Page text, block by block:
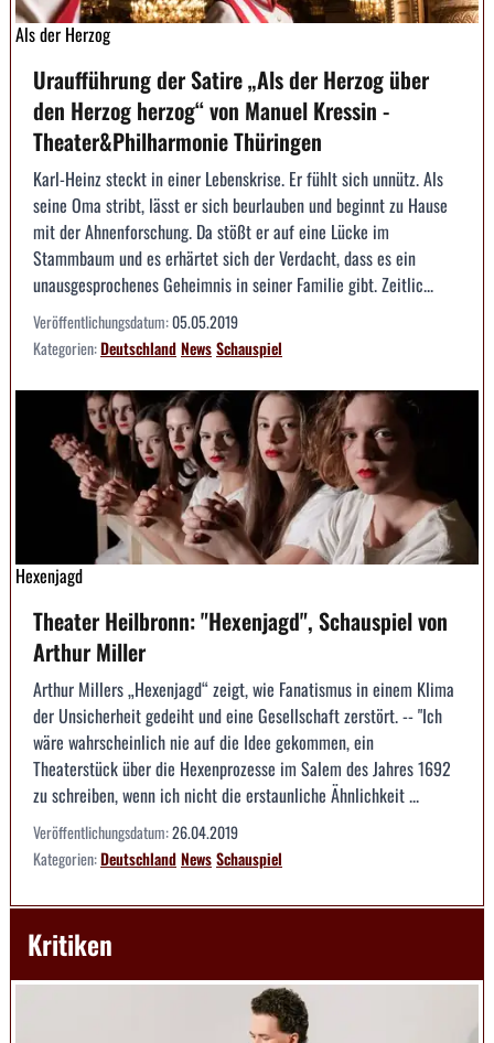
Als der Herzog
Uraufführung der Satire „Als der Herzog über
den Herzog herzog“ von Manuel Kressin -
Theater&Philharmonie Thüringen
Karl-Heinz steckt in einer Lebenskrise. Er fühlt sich unnütz. Als
seine Oma stribt, lässt er sich beurlauben und beginnt zu Hause
mit der Ahnenforschung. Da stößt er auf eine Lücke im
Stammbaum und es erhärtet sich der Verdacht, dass es ein
unausgesprochenes Geheimnis in seiner Familie gibt. Zeitlic...
Veröffentlichungsdatum:05.05.2019
Kategorien:DeutschlandNewsSchauspiel
Hexenjagd
Theater Heilbronn: "Hexenjagd", Schauspiel von
Arthur Miller
Arthur Millers „Hexenjagd“ zeigt, wie Fanatismus in einem Klima
der Unsicherheit gedeiht und eine Gesellschaft zerstört. -- "Ich
wäre wahrscheinlich nie auf die Idee gekommen, ein
Theaterstück über die Hexenprozesse im Salem des Jahres 1692
zu schreiben, wenn ich nicht die erstaunliche Ähnlichkeit ...
Veröffentlichungsdatum:26.04.2019
Kategorien:DeutschlandNewsSchauspiel
Kritiken